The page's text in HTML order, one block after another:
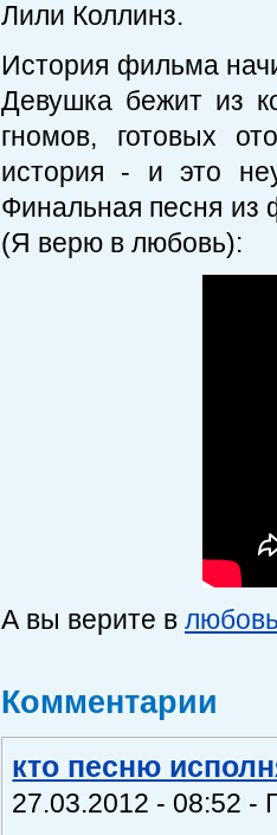
Лили Коллинз.
История фильма
Девушка бежит из
гномов, готовых
история - и это
Финальная песня из
(Я верю в любовь):
А вы верите в
Комментарии
кто песню
27.03.2012 - 08:52 -